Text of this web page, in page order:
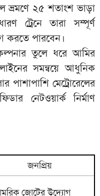
ভ্রমণে ২৫ শতাংশ ভাড়া
ট্রেনে তারা সম্পূর্ণ
করতে পারবেন।
তুলে ধরে আমির
সমন্বয়ে আধুনিক
পাশাপাশি মেট্রোরেলের
নেটওয়ার্ক নির্মাণ
জনপ্রিয়
জোটের উদ্যোগ